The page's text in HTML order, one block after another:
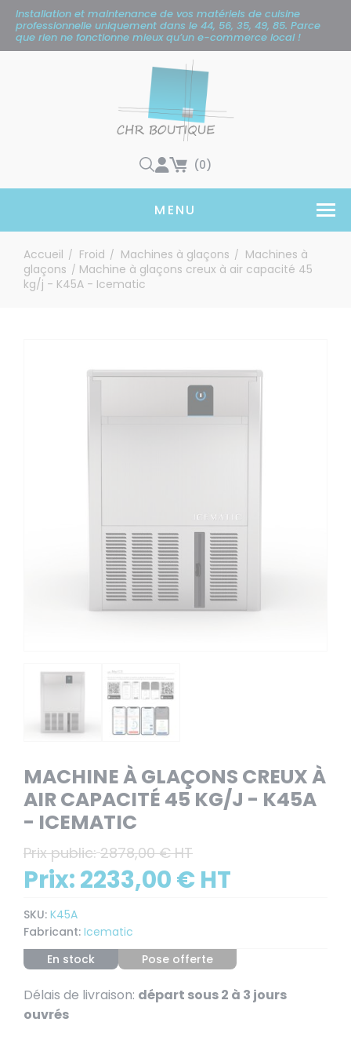
Installation et maintenance de vos matériels de cuisine
professionnelle uniquement dans le 44, 56, 35, 49, 85. Parce
que rien ne fonctionne mieux qu’un e-commerce local !
(0)
MENU
Accueil / Froid / Machines à glaçons / Machines à
glaçons / Machine à glaçons creux à air capacité 45
kg/j - K45A - Icematic
MACHINE À GLAÇONS CREUX À
AIR CAPACITÉ 45 KG/J - K45A
- ICEMATIC
Prix public: 2878,00 € HT
Prix:2233,00 € HT
SKU: K45A
Fabricant: Icematic
En stock
Pose offerte
Délais de livraison: départ sous 2 à 3 jours
ouvrés
Panneau de gestion des cookies